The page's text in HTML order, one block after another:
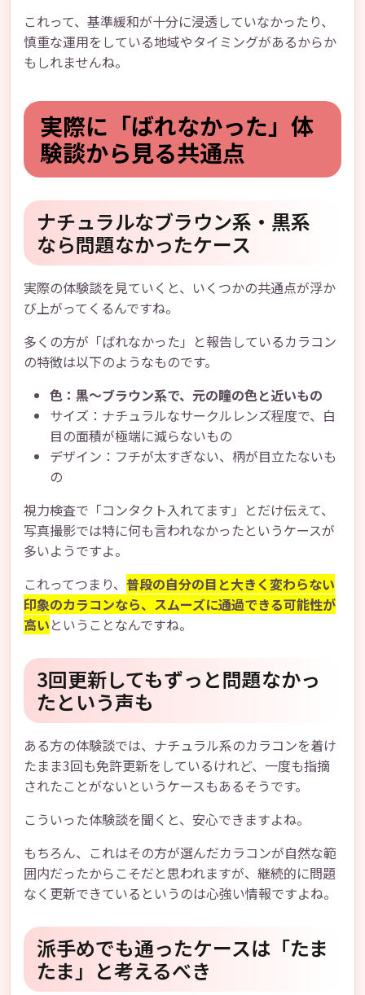
これって、基準緩和が十分に浸透していなかったり、
慎重な運用をしている地域やタイミングがあるからか
もしれませんね。
実際に「ばれなかった」体
験談から見る共通点
ナチュラルなブラウン系・黒系
なら問題なかったケース
実際の体験談を見ていくと、いくつかの共通点が浮か
び上がってくるんですね。
多くの方が「ばれなかった」と報告しているカラコン
の特徴は以下のようなものです。
色：黒〜ブラウン系で、元の瞳の色と近いもの
サイズ：ナチュラルなサークルレンズ程度で、白
目の面積が極端に減らないもの
デザイン：フチが太すぎない、柄が目立たないも
の
視力検査で「コンタクト入れてます」とだけ伝えて、
写真撮影では特に何も言われなかったというケースが
多いようですよ。
これってつまり、 普段の自分の目と大きく変わらない
印象のカラコンなら、スムーズに通過できる可能性が
高いということなんですね。
3回更新してもずっと問題なかっ
たという声も
ある方の体験談では、ナチュラル系のカラコンを着け
たまま3回も免許更新をしているけれど、一度も指摘
されたことがないというケースもあるそうです。
こういった体験談を聞くと、安心できますよね。
もちろん、これはその方が選んだカラコンが自然な範
囲内だったからこそだと思われますが、継続的に問題
なく更新できているというのは心強い情報ですよね。
派手めでも通ったケースは「たま
たま」と考えるべき